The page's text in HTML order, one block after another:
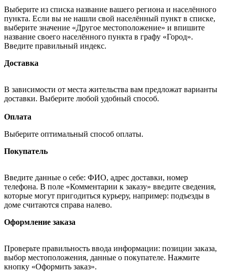
Выберите из списка название вашего региона и населённого
пункта. Если вы не нашли свой населённый пункт в списке,
выберите значение «Другое местоположение» и впишите
название своего населённого пункта в графу «Город».
Введите правильный индекс.
Доставка
В зависимости от места жительства вам предложат варианты
доставки. Выберите любой удобный способ.
Оплата
Выберите оптимальный способ оплаты.
Покупатель
Введите данные о себе: ФИО, адрес доставки, номер
телефона. В поле «Комментарии к заказу» введите сведения,
которые могут пригодиться курьеру, например: подъезды в
доме считаются справа налево.
Оформление заказа
Проверьте правильность ввода информации: позиции заказа,
выбор местоположения, данные о покупателе. Нажмите
кнопку «Оформить заказ».